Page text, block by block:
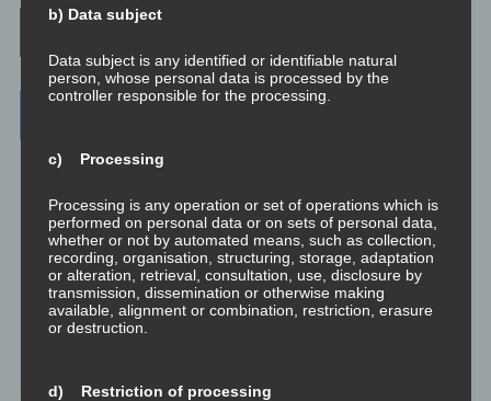
Post navigation
Categories
Unbewusst und Bewusst
Verhaltenspsychologie
Analytische Psychologie
Bewusstheit
Mini-Meditationen
b) Data subject
Data subject is any identified or identifiable natural
person, whose personal data is processed by the
controller responsible for the processing.
c) Processing
Processing is any operation or set of operations which is
performed on personal data or on sets of personal data,
whether or not by automated means, such as collection,
recording, organisation, structuring, storage, adaptation
or alteration, retrieval, consultation, use, disclosure by
transmission, dissemination or otherwise making
available, alignment or combination, restriction, erasure
or destruction.
d) Restriction of processing